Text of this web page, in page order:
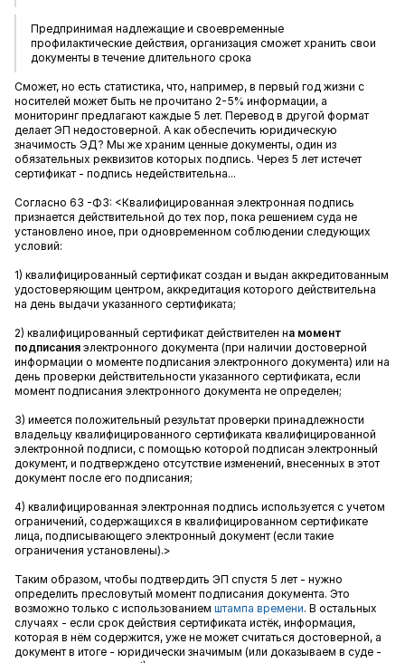
Предпринимая надлежащие и своевременные
профилактические действия, организация сможет хранить свои
документы в течение длительного срока
Сможет, но есть статистика, что, например, в первый год жизни с
носителей может быть не прочитано 2-5% информации, а
мониторинг предлагают каждые 5 лет. Перевод в другой формат
делает ЭП недостоверной. А как обеспечить юридическую
значимость ЭД? Мы же храним ценные документы, один из
обязательных реквизитов которых подпись. Через 5 лет истечет
сертификат - подпись недействительна...
Согласно 63 -ФЗ: <Квалифицированная электронная подпись
признается действительной до тех пор, пока решением суда не
установлено иное, при одновременном соблюдении следующих
условий:
1) квалифицированный сертификат создан и выдан аккредитованным
удостоверяющим центром, аккредитация которого действительна
на день выдачи указанного сертификата;
2) квалифицированный сертификат действителен на момент
подписания электронного документа (при наличии достоверной
информации о моменте подписания электронного документа) или на
день проверки действительности указанного сертификата, если
момент подписания электронного документа не определен;
3) имеется положительный результат проверки принадлежности
владельцу квалифицированного сертификата квалифицированной
электронной подписи, с помощью которой подписан электронный
документ, и подтверждено отсутствие изменений, внесенных в этот
документ после его подписания;
4) квалифицированная электронная подпись используется с учетом
ограничений, содержащихся в квалифицированном сертификате
лица, подписывающего электронный документ (если такие
ограничения установлены).>
Таким образом, чтобы подтвердить ЭП спустя 5 лет - нужно
определить пресловутый момент подписания документа. Это
возможно только с использованием штампа времени. В остальных
случаях - если срок действия сертификата истёк, информация,
которая в нём содержится, уже не может считаться достоверной, а
документ в итоге - юридически значимым (или доказываем в суде -